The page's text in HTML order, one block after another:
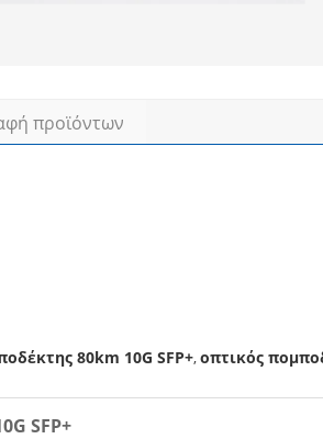
προϊόντων
80km 10G SFP+,οπτικός
SFP+